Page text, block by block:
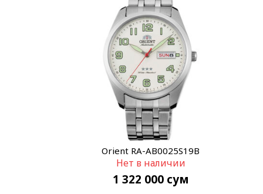
Orient RA-AB0025S19B
Нет в наличии
1 322 000 сум